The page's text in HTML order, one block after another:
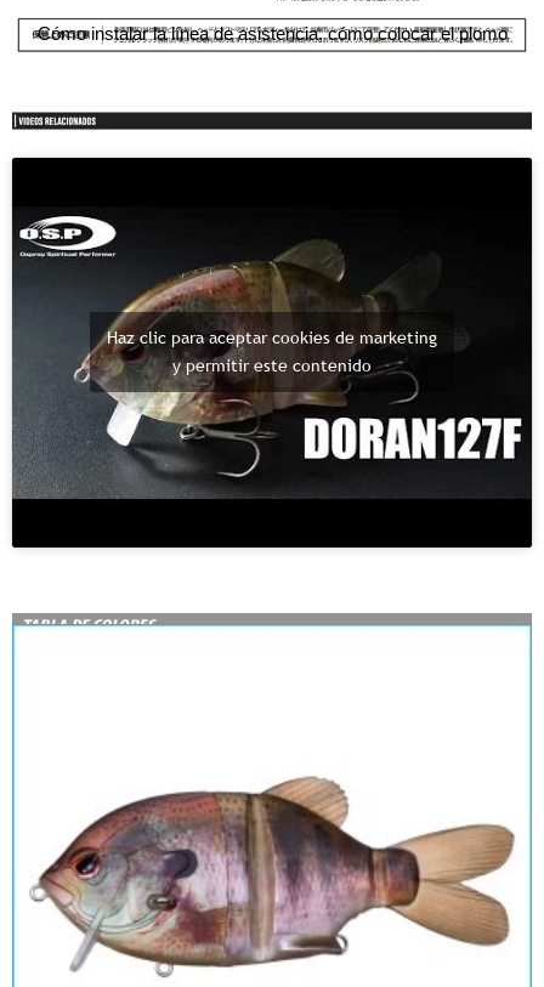
Cómo instalar la línea de asistencia, cómo colocar el plomo
Haz clic para aceptar cookies de marketing
y permitir este contenido